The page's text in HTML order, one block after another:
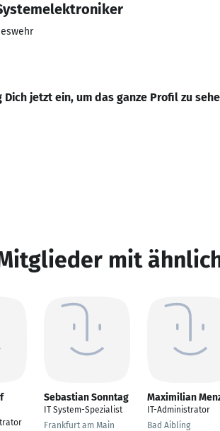
Dich jetzt ein, um das ganze Profil zu
mit
Sebastian Sonntag
IT System-Spezialist
Frankfurt am Main
Maximilian
IT-Administrator
Bad Aibling